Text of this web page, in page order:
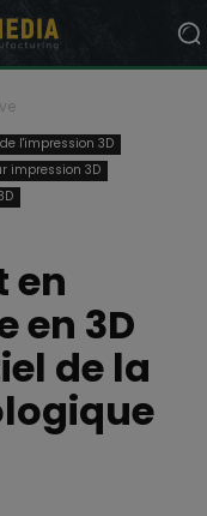
l'impression 3D
impression 3D
en
en 3D
de la